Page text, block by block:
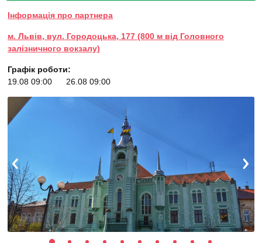
Інформація про партнера
м. Львів, вул. Городоцька, 177 (800 м від Головного
залізничного вокзалу)
Графік роботи:
19.08 09:00
26.08 09:00